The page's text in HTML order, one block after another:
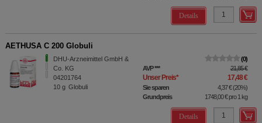
Details
AETHUSA C 200 Globuli
DHU-Arzneimittel GmbH &
Co. KG
04201764
10 g Globuli
0
AVP*** 21,85 €
Unser Preis* 17,48 €
Sie sparen 4,37 €(20%)
Grundpreis
1748,00 €pro 1 kg
Details